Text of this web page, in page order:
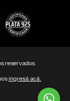
reservados.
ingresá acá.